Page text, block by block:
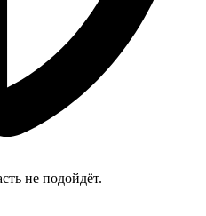
не подойдёт.